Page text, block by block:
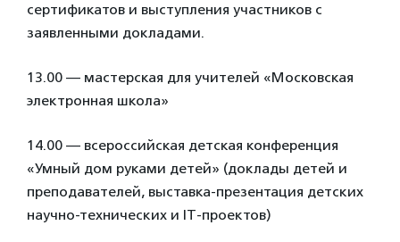
сертификатов и выступления участников с
заявленными докладами.
13.00 — мастерская для учителей «Московская
электронная школа»
14.00 — всероссийская детская конференция
«Умный дом руками детей» (доклады детей и
преподавателей, выставка-презентация детских
научно-технических и IT-проектов)